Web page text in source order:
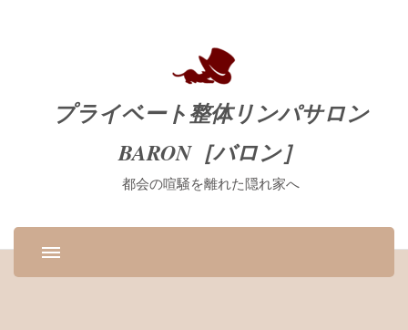
プライベート整体リンパサロン
BARON［バロン］
都会の喧騒を離れた隠れ家へ